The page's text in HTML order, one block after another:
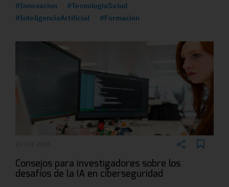
#Innovacion
#TecnologiaSalud
#InteligenciaArtificial
#Formacion
Consejos para investigadores sobre los
desafíos de la IA en ciberseguridad